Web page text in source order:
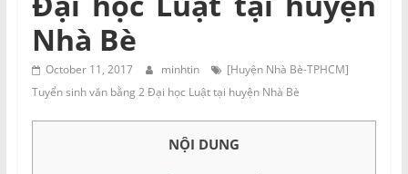
Đào
và
Tư
vấn
Nhà Bè
October 11, 2017 minhtin
[Huyện Nhà Bè-TPHCM]
Tuyển sinh văn bằng 2 Đại học Luật tại huyện Nhà Bè
NỘI DUNG